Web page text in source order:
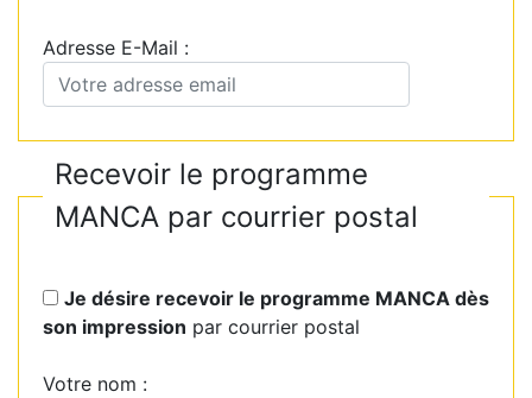
Adresse E-Mail :
Recevoir le programme
MANCA par courrier postal
Je désire recevoir le programme MANCA dès
son impression par courrier postal
Votre nom :